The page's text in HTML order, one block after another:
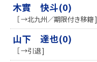
木實 快斗(0)
［ →北九州／期限付き移籍 ]
山下 達也(0)
［ →引退 ]